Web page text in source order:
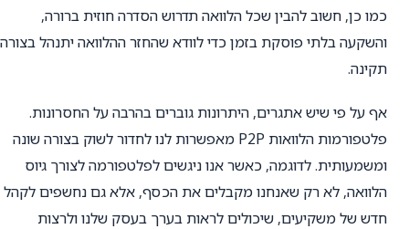
כמו כן, חשוב להבין שכל הלוואה תדרוש הסדרה חוזית ברורה,
והשקעה בלתי פוסקת בזמן כדי לוודא שהחזר ההלוואה יתנהל בצורה
תקינה.
אף על פי שיש אתגרים, היתרונות גוברים בהרבה על החסרונות.
פלטפורמות הלוואות P2P מאפשרות לנו לחדור לשוק בצורה שונה
ומשמעותית. לדוגמה, כאשר אנו ניגשים לפלטפורמה לצורך גיוס
הלוואה, לא רק שאנחנו מקבלים את הכסף, אלא גם נחשפים לקהל
חדש של משקיעים, שיכולים לראות בערך בעסק שלנו ולרצות